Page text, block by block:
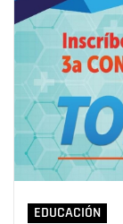
EDUCACIÓN